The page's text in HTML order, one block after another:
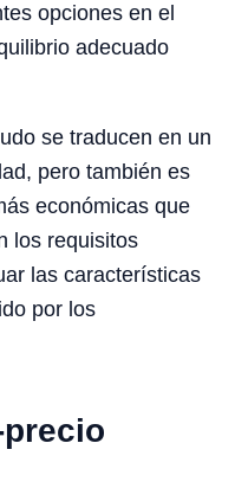
opciones en el
adecuado
se traducen en un
pero también es
económicas que
los requisitos
las características
por los